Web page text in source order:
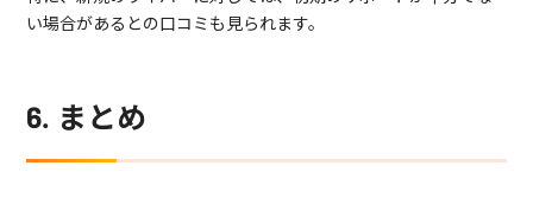
い場合があるとの口コミも見られます。
6. まとめ